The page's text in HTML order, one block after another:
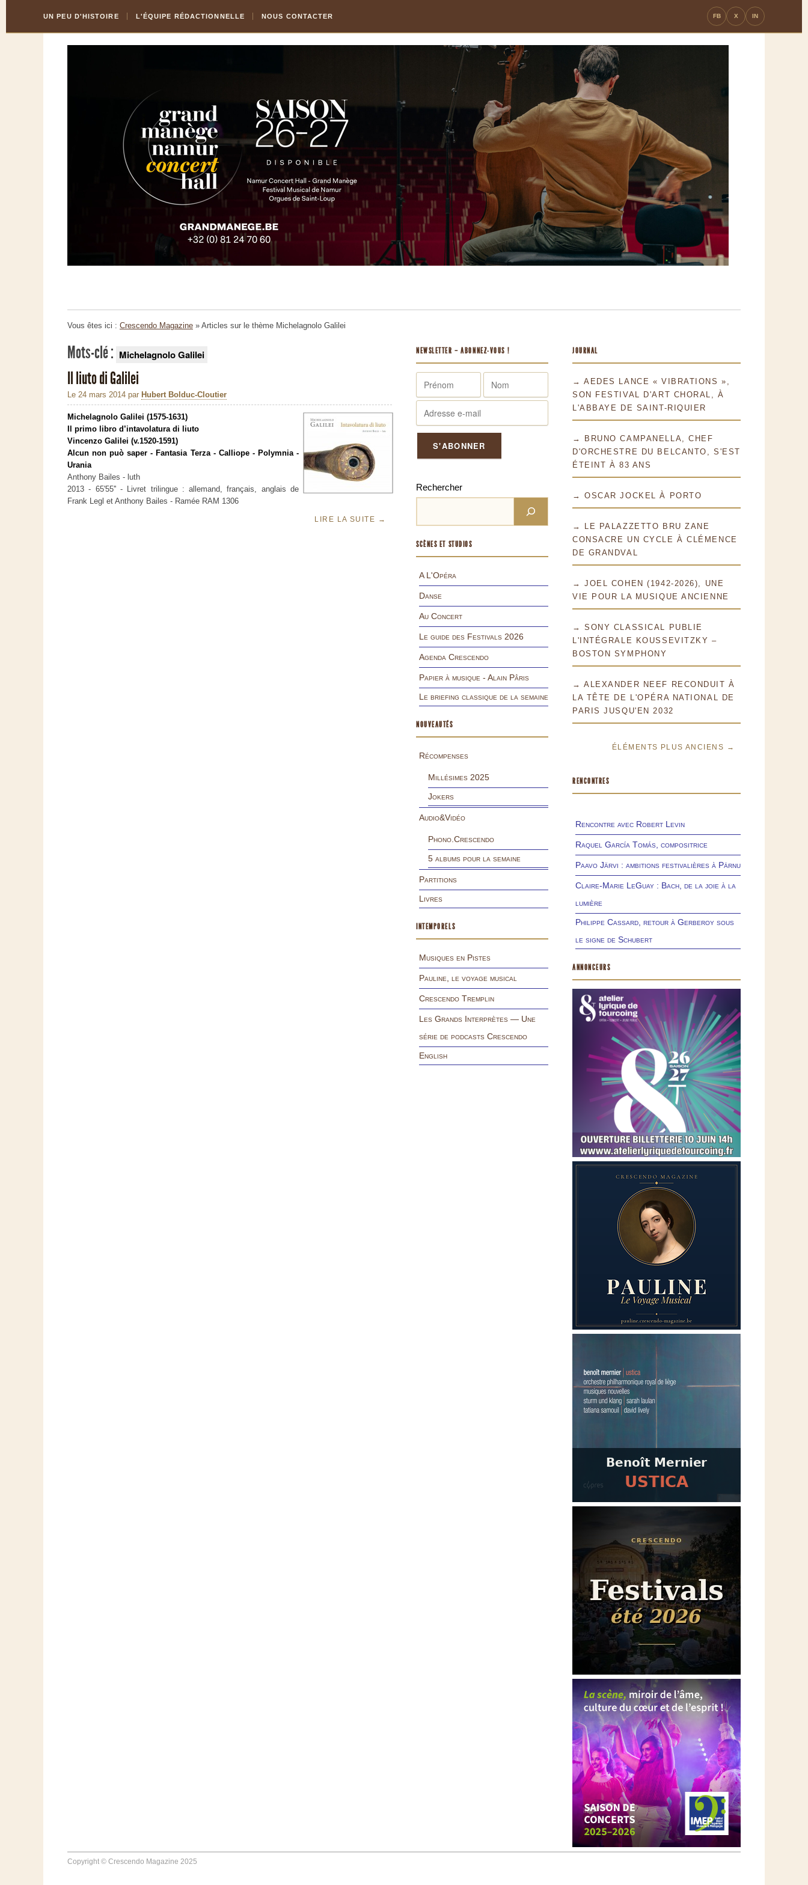
Content
la
UN PEU D'HISTOIRE L'ÉQUIPE RÉDACTIONNELLE NOUS CONTACTER FB X IN
Vous êtes ici : Crescendo Magazine » Articles sur le thème Michelagnolo Galilei
Mots-clé : Michelagnolo Galilei
Il liuto di Galilei
Le 24 mars 2014 par Hubert Bolduc-Cloutier
Michelagnolo Galilei (1575-1631)
Il primo libro d’intavolatura di liuto
Vincenzo Galilei (v.1520-1591)
Alcun non può saper - Fantasia Terza - Calliope - Polymnia -
Urania
Anthony Bailes - luth
2013 - 65'55'' - Livret trilingue : allemand, français, anglais de
Frank Legl et Anthony Bailes - Ramée RAM 1306
LIRE LA SUITE →
NEWSLETTER – ABONNEZ-VOUS !
Rechercher
SCÈNES ET STUDIOS
A L'Opéra
Danse
Au Concert
Le guide des Festivals 2026
Agenda Crescendo
Papier à musique - Alain Pâris
Le briefing classique de la semaine
NOUVEAUTÉS
Récompenses
Millésimes 2025
Jokers
Audio&Vidéo
Phono.Crescendo
5 albums pour la semaine
Partitions
Livres
INTEMPORELS
Musiques en Pistes
Pauline, le voyage musical
Crescendo Tremplin
Les Grands Interprètes — Une
série de podcasts Crescendo
English
JOURNAL
→ AEDES LANCE « VIBRATIONS »,
SON FESTIVAL D'ART CHORAL, À
L'ABBAYE DE SAINT-RIQUIER
→ BRUNO CAMPANELLA, CHEF
D'ORCHESTRE DU BELCANTO, S'EST
ÉTEINT À 83 ANS
→ OSCAR JOCKEL À PORTO
→ LE PALAZZETTO BRU ZANE
CONSACRE UN CYCLE À CLÉMENCE
DE GRANDVAL
→ JOEL COHEN (1942-2026), UNE
VIE POUR LA MUSIQUE ANCIENNE
→ SONY CLASSICAL PUBLIE
L'INTÉGRALE KOUSSEVITZKY –
BOSTON SYMPHONY
→ ALEXANDER NEEF RECONDUIT À
LA TÊTE DE L'OPÉRA NATIONAL DE
PARIS JUSQU'EN 2032
ÉLÉMENTS PLUS ANCIENS →
RENCONTRES
Rencontre avec Robert Levin
Raquel García Tomás, compositrice
Paavo Järvi : ambitions festivalières à Pärnu
Claire-Marie LeGuay : Bach, de la joie à la
lumière
Philippe Cassard, retour à Gerberoy sous
le signe de Schubert
ANNONCEURS
Copyright © Crescendo Magazine 2025